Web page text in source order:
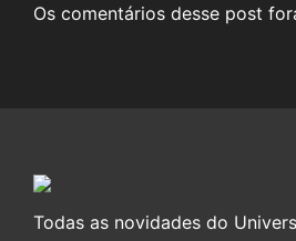
Os comentários desse post
Todas as novidades do